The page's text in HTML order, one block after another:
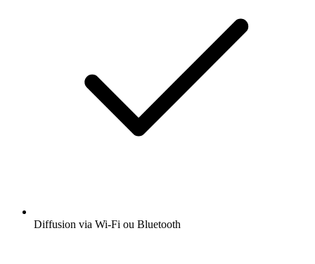
Diffusion via Wi-Fi ou Bluetooth